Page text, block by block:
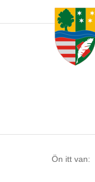
Ön itt van: